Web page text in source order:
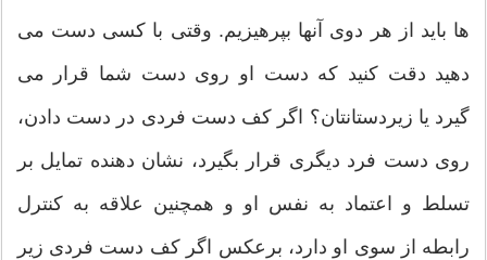
ها باید از هر دوی آنها بپرهیزیم. وقتی با کسی دست می
دهید دقت کنید که دست او روی دست شما قرار می
گیرد یا زیردستانتان؟ اگر کف دست فردی در دست دادن،
روی دست فرد دیگری قرار بگیرد، نشان دهنده تمایل بر
تسلط و اعتماد به نفس او و همچنین علاقه به کنترل
رابطه از سوی او دارد، برعکس اگر کف دست فردی زیر